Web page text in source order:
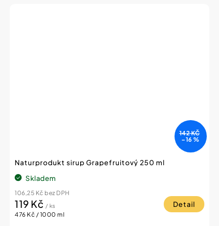
142 KČ
–16 %
Naturprodukt sirup Grapefruitový 250 ml
Skladem
106,25 Kč bez DPH
119 Kč / ks
Měrná
476 Kč / 1000 ml
Detail